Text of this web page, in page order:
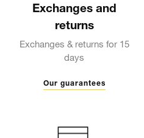
Exchanges and
returns
Exchanges & returns for 15
days
Our guarantees